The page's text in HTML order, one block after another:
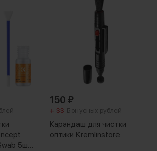
5шт
150 ₽
+ 33 Бонусных рублей
Карандаш для чистки
оптики Kremlinstore